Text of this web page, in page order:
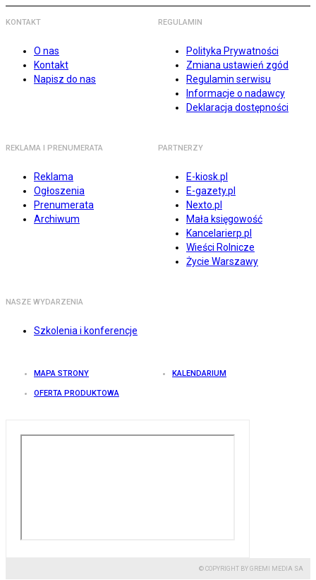
KONTAKT
O nas
Kontakt
Napisz do nas
REGULAMIN
Polityka Prywatności
Zmiana ustawień zgód
Regulamin serwisu
Informacje o nadawcy
Deklaracja dostępności
REKLAMA I PRENUMERATA
Reklama
Ogłoszenia
Prenumerata
Archiwum
PARTNERZY
E-kiosk.pl
E-gazety.pl
Nexto.pl
Mała księgowość
Kancelarierp.pl
Wieści Rolnicze
Życie Warszawy
NASZE WYDARZENIA
Szkolenia i konferencje
MAPA STRONY KALENDARIUM
OFERTA PRODUKTOWA
© COPYRIGHT BY GREMI MEDIA SA